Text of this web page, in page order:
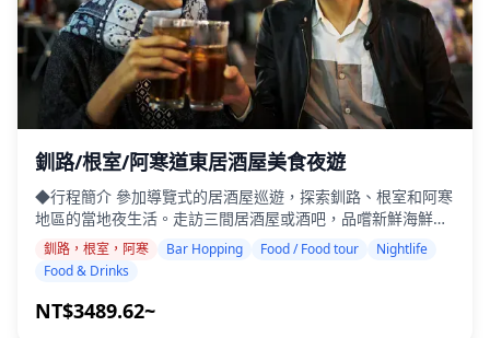
三陸海岸的釜石和宮古等城鎮，海鮮居酒屋突顯了最新鮮的漁
獲。在花卷和一關等內陸城市，溫泉小鎮和當地酒館提供親密
的當地風格飲酒體驗。 有些地方可能不會說英語，但在當地導
遊的帶領下，您可以放鬆身心並享受。在某些地區，酒吧可能
有限，因此我們將檢查是否可以進行居酒屋暢飲。請隨時預
訂。
釧路/根室/阿寒道東居酒屋美食夜遊
◆行程簡介 參加導覽式的居酒屋巡遊，探索釧路、根室和阿寒
地區的當地夜生活。走訪三間居酒屋或酒吧，品嚐新鮮海鮮和
每個城鎮獨有的當地特色菜。品嚐釧路著名的福司酒、根室的
北方勝，以及阿寒地區的當地精釀啤酒，同時發掘大多數遊客
酒屋或酒吧（行程不涵蓋所有三個區域） ・小團體旅遊確保親
釧路，根室，阿寒 Bar Hopping Food / Food tour
Nightlife
Food & Drinks
NT$3489.62~